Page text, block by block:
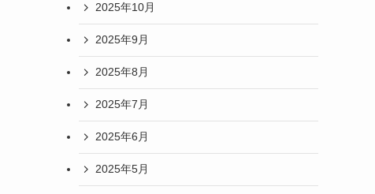
2025年10月
2025年9月
2025年8月
2025年7月
2025年6月
2025年5月